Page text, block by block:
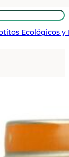
Ecológicos y